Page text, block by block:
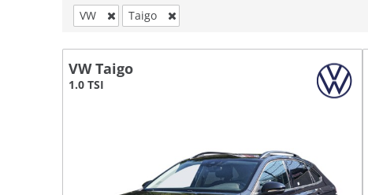
VW Taigo
VW Taigo
1.0 TSI